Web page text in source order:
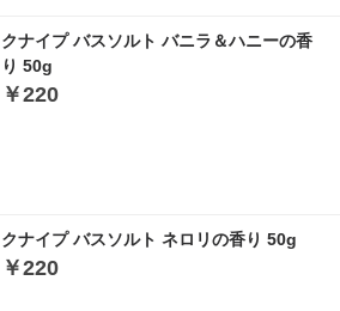
クナイプ バスソルト バニラ＆ハニーの香
り 50g
￥220
クナイプ バスソルト ネロリの香り 50g
￥220